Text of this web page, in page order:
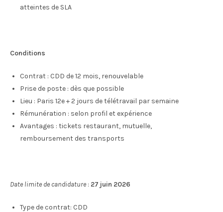
atteintes de SLA
Conditions
Contrat : CDD de 12 mois, renouvelable
Prise de poste : dès que possible
Lieu : Paris 12e + 2 jours de télétravail par semaine
Rémunération : selon profil et expérience
Avantages : tickets restaurant, mutuelle,
remboursement des transports
Date limite de candidature : 27 juin 2026
Type de contrat: CDD